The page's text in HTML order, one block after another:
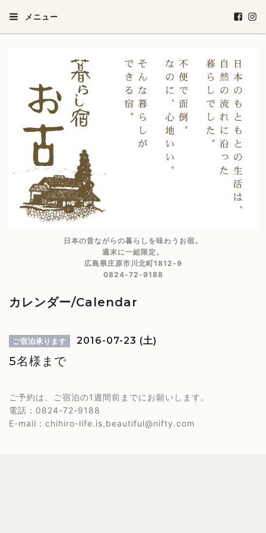
メニュー
日本の昔ながらの暮らしを味わうお宿。
週末に一組限定。
広島県庄原市川北町1812-9
0824-72-9188
カレンダー/Calendar
ご宿泊承ります 2016-07-23 (土)
5名様まで
ご予約は、ご宿泊の1週間前までにお願いします。
電話：0824-72-9188
E-mail：chihiro-life.is.beautiful@nifty.com